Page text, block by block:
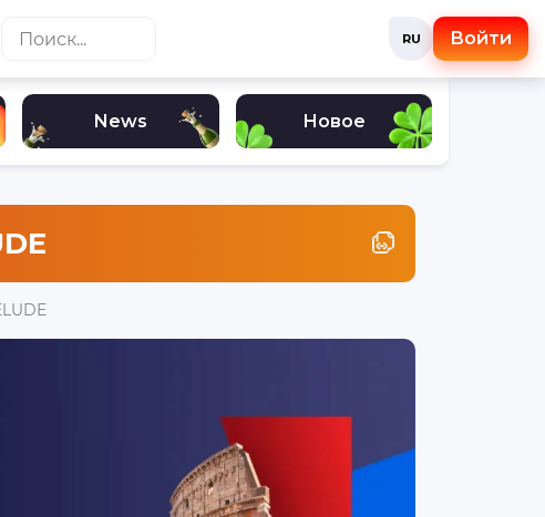
RU Войти
News Новое